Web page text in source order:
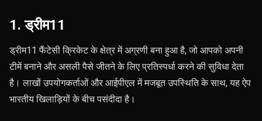
1. ड्रीम11
ड्रीम11 फैंटेसी क्रिकेट के क्षेत्र में अग्रणी बना हुआ है, जो आपको अपनी
टीमें बनाने और असली पैसे जीतने के लिए प्रतिस्पर्धा करने की सुविधा देता
है। लाखों उपयोगकर्ताओं और आईपीएल में मजबूत उपस्थिति के साथ, यह ऐप
भारतीय खिलाड़ियों के बीच पसंदीदा है।